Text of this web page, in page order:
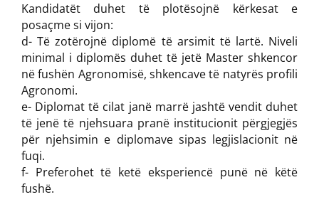
Kandidatët duhet të plotësojnë kërkesat e
posaçme si vijon:
d- Të zotërojnë diplomë të arsimit të lartë. Niveli
minimal i diplomës duhet të jetë Master shkencor
në fushën Agronomisë, shkencave të natyrës profili
Agronomi.
e- Diplomat të cilat janë marrë jashtë vendit duhet
të jenë të njehsuara pranë institucionit përgjegjës
për njehsimin e diplomave sipas legjislacionit në
fuqi.
f- Preferohet të ketë eksperiencë punë në këtë
fushë.